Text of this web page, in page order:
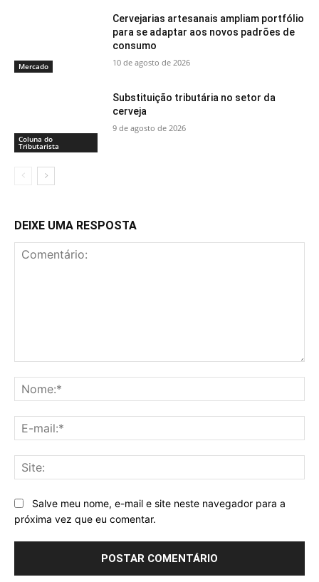
Mercado
Cervejarias artesanais ampliam portfólio
para se adaptar aos novos padrões de
consumo
10 de agosto de 2026
Coluna do
Tributarista
Substituição tributária no setor da
cerveja
9 de agosto de 2026
DEIXE UMA RESPOSTA
Salve meu nome, e-mail e site neste navegador para a
próxima vez que eu comentar.